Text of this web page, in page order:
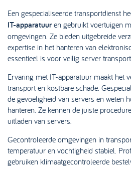
Een gespecialiseerde transportdienst
IT-apparatuur en gebruikt voertuigen
omgevingen. Ze bieden uitgebreide
expertise in het hanteren van
essentieel is voor veilig server
Ervaring met IT-apparatuur maakt het
transport en kostbare schade.
de gevoeligheid van servers en weten
hanteren. Ze kennen de juiste
uitladen van servers.
Gecontroleerde omgevingen in
temperatuur en vochtigheid stabiel.
gebruiken klimaatgecontroleerde